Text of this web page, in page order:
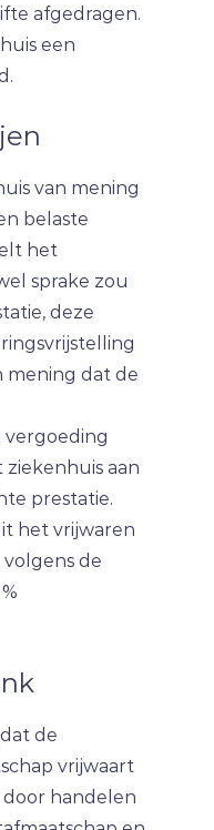
afgedragen.
een
van mening
belaste
het
sprake zou
deze
mening dat de
vergoeding
aan
prestatie.
het vrijwaren
volgens de
de
vrijwaart
door handelen